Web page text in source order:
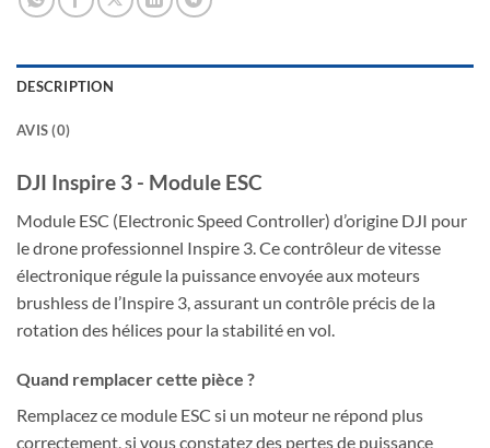
DESCRIPTION
AVIS (0)
DJI Inspire 3 - Module ESC
Module ESC (Electronic Speed Controller) d’origine DJI pour
le drone professionnel Inspire 3. Ce contrôleur de vitesse
électronique régule la puissance envoyée aux moteurs
brushless de l’Inspire 3, assurant un contrôle précis de la
rotation des hélices pour la stabilité en vol.
Quand remplacer cette pièce ?
Remplacez ce module ESC si un moteur ne répond plus
correctement, si vous constatez des pertes de puissance